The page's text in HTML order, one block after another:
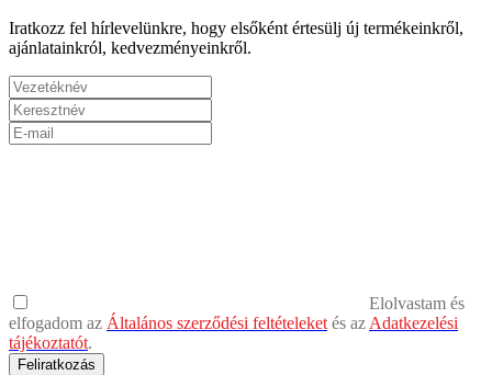
Iratkozz fel hírlevelünkre, hogy elsőként értesülj új termékeinkről,
ajánlatainkról, kedvezményeinkről.
Elolvastam és
elfogadom az Általános szerződési feltételeket és az Adatkezelési
tájékoztatót.
Feliratkozás